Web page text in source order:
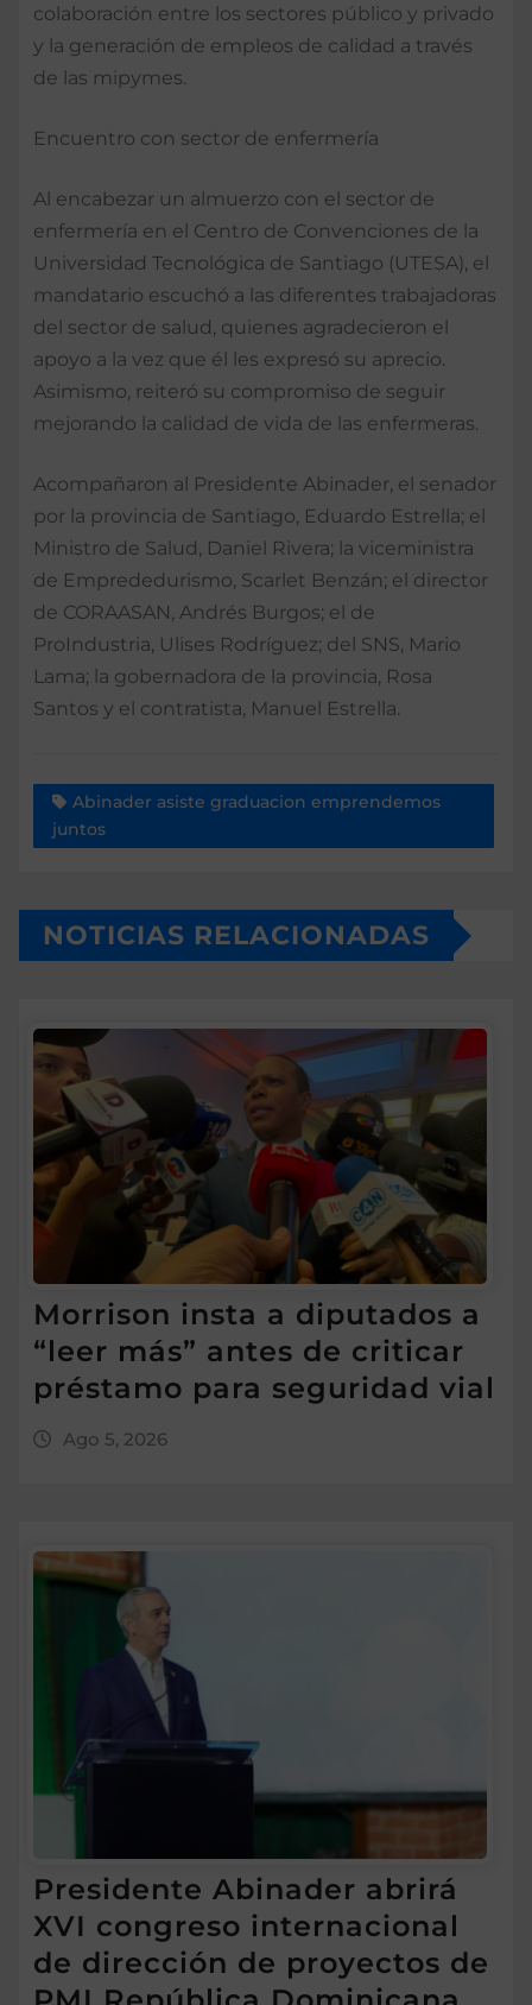
colaboración entre los sectores público y privado
y la generación de empleos de calidad a través
de las mipymes.
Encuentro con sector de enfermería
Al encabezar un almuerzo con el sector de
enfermería en el Centro de Convenciones de la
Universidad Tecnológica de Santiago (UTESA), el
mandatario escuchó a las diferentes trabajadoras
del sector de salud, quienes agradecieron el
apoyo a la vez que él les expresó su aprecio.
Asimismo, reiteró su compromiso de seguir
mejorando la calidad de vida de las enfermeras.
Acompañaron al Presidente Abinader, el senador
por la provincia de Santiago, Eduardo Estrella; el
Ministro de Salud, Daniel Rivera; la viceministra
de Emprededurismo, Scarlet Benzán; el director
de CORAASAN, Andrés Burgos; el de
ProIndustria, Ulises Rodríguez; del SNS, Mario
Lama; la gobernadora de la provincia, Rosa
Santos y el contratista, Manuel Estrella.
Abinader asiste graduacion emprendemos
juntos
NOTICIAS RELACIONADAS
Morrison insta a diputados a
“leer más” antes de criticar
préstamo para seguridad vial
Ago 5, 2026
Presidente Abinader abrirá
XVI congreso internacional
de dirección de proyectos de